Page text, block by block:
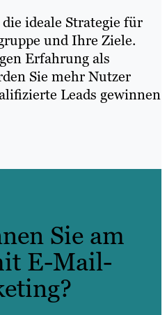
ideale Strategie für
und Ihre Ziele.
Erfahrung als
Sie mehr Nutzer
Leads gewinnen
Sie am
E-Mail-